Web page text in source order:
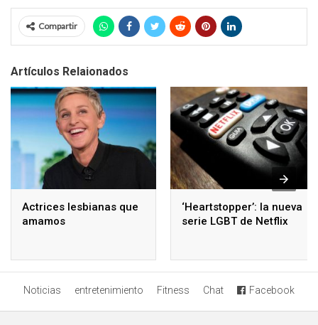
Compartir
Artículos Relaionados
Actrices lesbianas que
amamos
‘Heartstopper’: la nueva
serie LGBT de Netflix
Noticias entretenimiento Fitness Chat Facebook